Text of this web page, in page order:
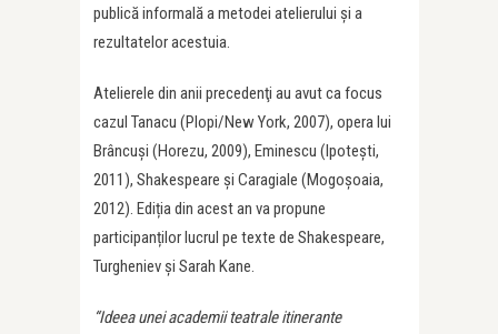
publică informală a metodei atelierului și a
rezultatelor acestuia.
Atelierele din anii precedenţi au avut ca focus
cazul Tanacu (Plopi/New York, 2007), opera lui
Brâncuşi (Horezu, 2009), Eminescu (Ipotești,
2011), Shakespeare şi Caragiale (Mogoșoaia,
2012). Ediția din acest an va propune
participanților lucrul pe texte de Shakespeare,
Turgheniev și Sarah Kane.
“Ideea unei academii teatrale itinerante